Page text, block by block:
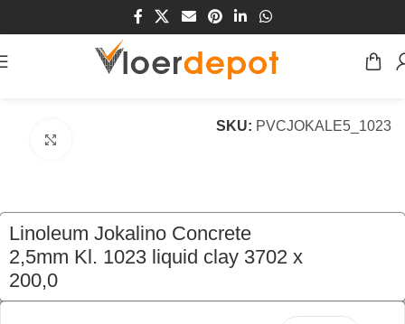
/Vloeren/Vinyl/Linoleum
SKU: PVCJOKALE5_1023
Linoleum Jokalino Concrete
2,5mm Kl. 1023 liquid clay 3702 x
200,0
€95,80 per mtr